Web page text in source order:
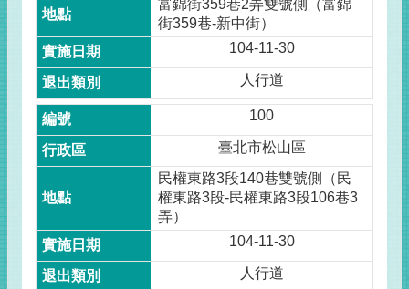
富錦街359巷2弄雙號側（富錦
街359巷-新中街）
104-11-30
人行道
100
臺北市松山區
民權東路3段140巷雙號側（民
權東路3段-民權東路3段106巷3
弄）
104-11-30
人行道